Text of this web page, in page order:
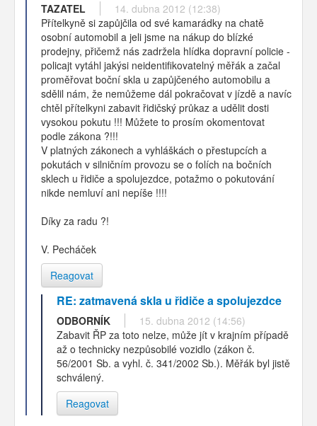
TAZATEL
14. dubna 2012 (12:38)
Přítelkyně si zapůjčila od své kamarádky na chatě
osobní automobil a jeli jsme na nákup do blízké
prodejny, přičemž nás zadržela hlídka dopravní policie -
policajt vytáhl jakýsi neidentifikovatelný měřák a začal
proměřovat boční skla u zapůjčeného automobilu a
sdělil nám, že nemůžeme dál pokračovat v jízdě a navíc
chtěl přítelkyni zabavit řidičský průkaz a udělit dosti
vysokou pokutu !!! Můžete to prosím okomentovat
podle zákona ?!!!
V platných zákonech a vyhláškách o přestupcích a
pokutách v silničním provozu se o folích na bočních
sklech u řidiče a spolujezdce, potažmo o pokutování
nikde nemluví ani nepíše !!!!
Díky za radu ?!
V. Pecháček
Reagovat
RE: zatmavená skla u řidiče a spolujezdce
ODBORNÍK
15. dubna 2012 (14:56)
Zabavit ŘP za toto nelze, může jít v krajním případě
až o technicky nezpůsobilé vozidlo (zákon č.
56/2001 Sb. a vyhl. č. 341/2002 Sb.). Měřák byl jistě
schválený.
Reagovat